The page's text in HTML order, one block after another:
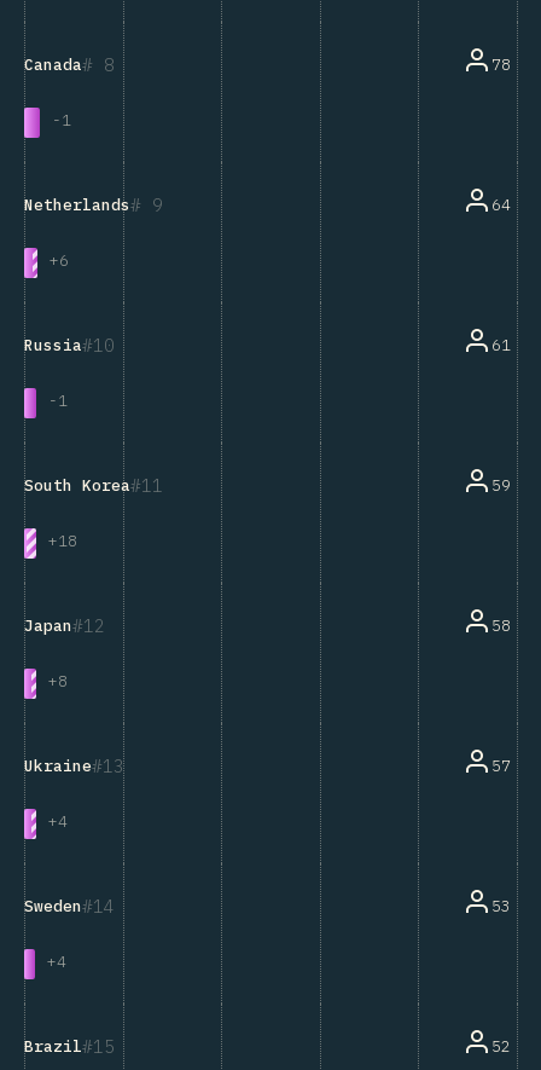
8
Canada
-1
78
9
Netherlands
+6
64
10
Russia
-1
61
11
South Korea
+18
59
12
Japan
+8
58
13
Ukraine
+4
57
14
Sweden
+4
53
15
Brazil 52